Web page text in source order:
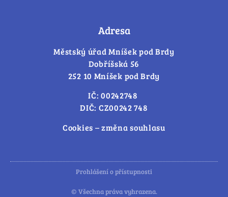
Adresa
Městský úřad Mníšek pod Brdy
Dobříšská 56
252 10 Mníšek pod Brdy
IČ: 00242748
DIČ: CZ00242 748
Cookies – změna souhlasu
Prohlášení o přístupnosti
© Všechna práva vyhrazena.